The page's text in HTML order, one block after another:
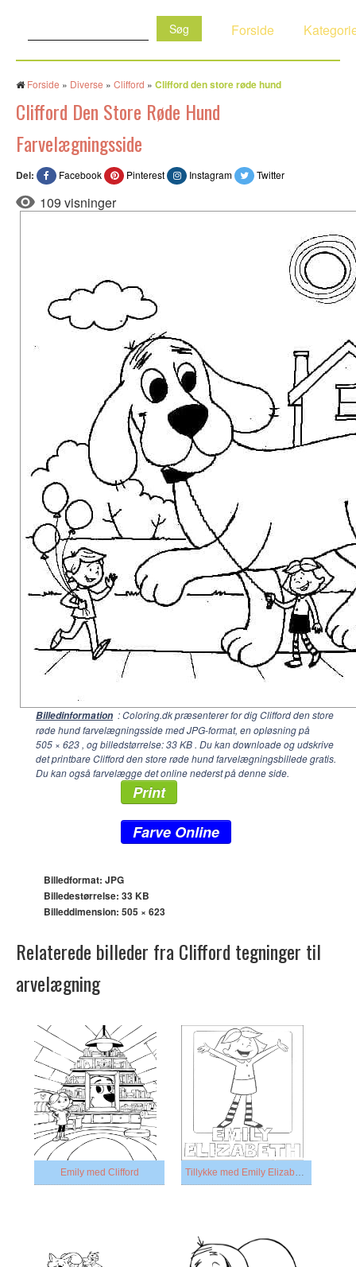
Forside
Forside » Diverse » Clifford » Clifford den store røde hund
Clifford Den Store Røde Hund
Farvelægningsside
Del: Facebook Pinterest Instagram Twitter
109 visninger
Billedinformation : Coloring.dk præsenterer for dig Clifford den store
røde hund farvelægningsside med JPG-format, en opløsning på
505 × 623 , og billedstørrelse: 33 KB . Du kan downloade og udskrive
det printbare Clifford den store røde hund farvelægningsbillede gratis.
Du kan også farvelægge det online nederst på denne side.
Print
Farve Online
Billedformat: JPG
Billedestørrelse: 33 KB
Billeddimension: 505 × 623
Relaterede billeder fra Clifford tegninger til
arvelægning
Emily med Clifford Tillykke med Emily Elizabeth